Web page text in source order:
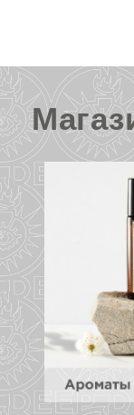
Магазин